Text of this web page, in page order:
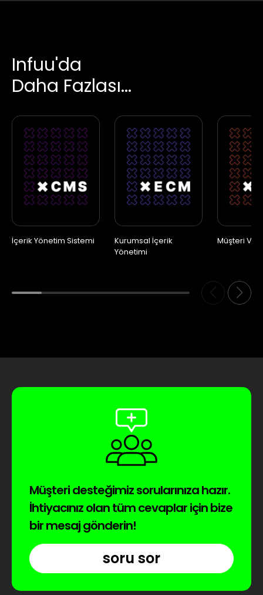
Infuu'da
Daha Fazlası...
İçerik Yönetim Sistemi
Kurumsal İçerik
Yönetimi
Müşteri
Müşteri desteğimiz sorularınıza hazır.
İhtiyacınız olan tüm cevaplar için bize
bir mesaj gönderin!
soru sor